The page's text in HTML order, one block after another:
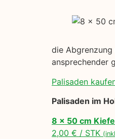
die Abgrenzung
ansprechender
Palisaden
Palisaden im
8 x 50 cm
2,00 € / STK